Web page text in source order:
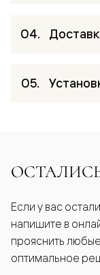
Если у вас
напишите в
прояснить
оптимальное